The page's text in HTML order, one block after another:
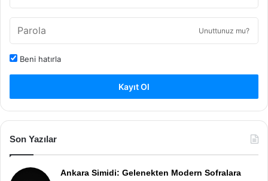
Unuttunuz mu?
Beni hatırla
Kayıt Ol
Son Yazılar
Ankara Simidi: Gelenekten Modern Sofralara